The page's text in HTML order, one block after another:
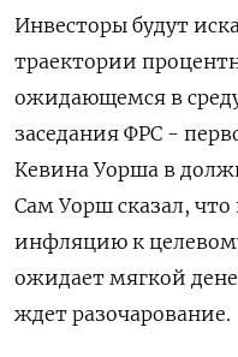
Инвесторы будут
траектории
ожидающемся в
заседания ФРС -
Кевина Уорша в
Сам Уорш сказал,
инфляцию к
ожидает мягкой
ждет разочарование.